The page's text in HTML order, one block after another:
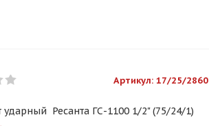
Артикул: 17/25/2860
ударный Ресанта ГС-1100 1/2" (75/24/1)